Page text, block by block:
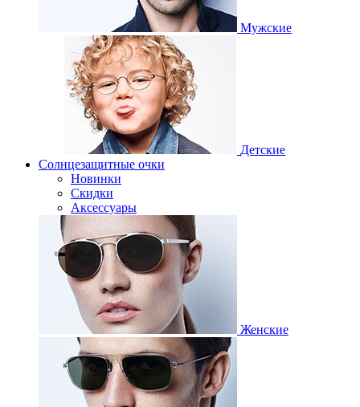
Мужские
Детские
Солнцезащитные очки
Новинки
Скидки
Аксессуары
Женские